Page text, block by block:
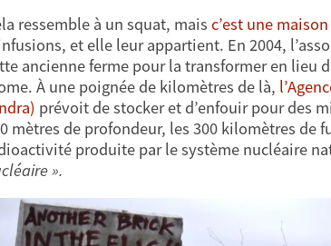
ressemble à un squat, mais c’est une
et elle leur appartient. En 2004,
ancienne ferme pour la transformer en lieu
À une poignée de kilomètres de là,
prévoit de stocker et d’enfouir pour des
mètres de profondeur, les 300 kilomètres de
produite par le système nucléaire
».